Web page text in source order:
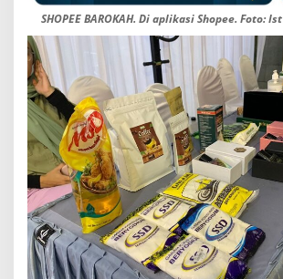
SHOPEE BAROKAH. Di aplikasi Shopee. Foto: Ist